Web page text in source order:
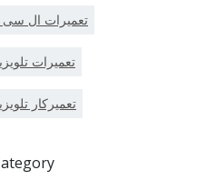
تعمیرات ال
تعمیرات
تعمیرکار
: